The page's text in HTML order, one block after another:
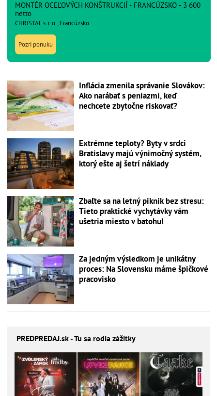
MONTÉR OCEĽOVÝCH KONŠTRUKCIÍ - FRANCÚZSKO - 3 600
netto
CHRISTAL s. r. o., Francúzsko
Pozri ponuku
Inflácia zmenila správanie Slovákov:
Ako narábať s peniazmi, keď
nechcete zbytočne riskovať?
Extrémne teploty? Byty v srdci
Bratislavy majú výnimočný systém,
ktorý ešte aj šetrí náklady
Zbaľte sa na letný piknik bez stresu:
Tieto praktické vychytávky vám
ušetria miesto v batohu!
Za jedným výsledkom je unikátny
proces: Na Slovensku máme špičkové
pracovisko
PREDPREDAJ.sk - Tu sa rodia zážitky